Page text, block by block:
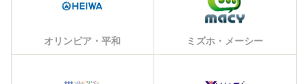
オリンピア・平和 ミズホ・メーシー